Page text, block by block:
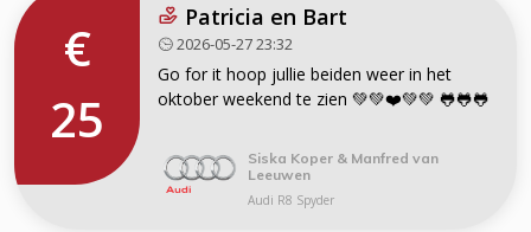
€
25
Patricia en Bart
2026-05-27 23:32
Go for it hoop jullie beiden weer in het
oktober weekend te zien 💚💚❤️💚💚 🐸🐸🐸
Siska Koper & Manfred van
Leeuwen
Audi R8 Spyder